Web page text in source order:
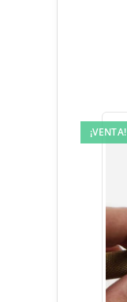
¡VENTA!